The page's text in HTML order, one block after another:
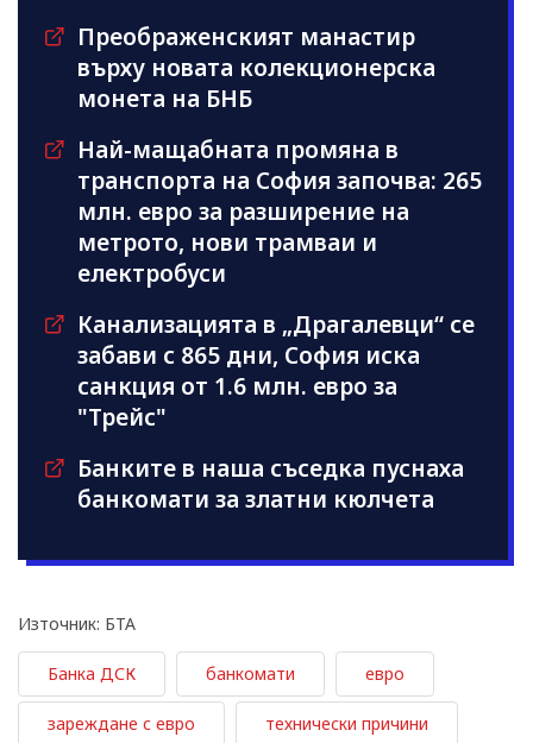
Преображенският манастир
върху новата колекционерска
монета на БНБ
Най-мащабната промяна в
транспорта на София започва: 265
млн. евро за разширение на
метрото, нови трамваи и
електробуси
Канализацията в „Драгалевци“ се
забави с 865 дни, София иска
санкция от 1.6 млн. евро за
"Трейс"
Банките в наша съседка пуснаха
банкомати за златни кюлчета
Източник: БТА
Банка ДСК банкомати евро
зареждане с евро технически причини